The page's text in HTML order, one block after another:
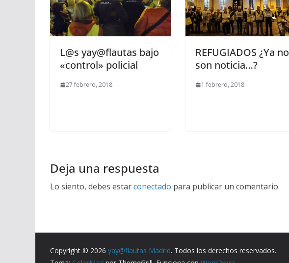
L@s yay@flautas bajo
«control» policial
27 febrero, 2018
REFUGIADOS ¿Ya no
son noticia…?
1 febrero, 2018
Deja una respuesta
Lo siento, debes estarconectado para publicar un comentario.
Copyright © 2026 yay@flautas Madrid. Todos los derechos reservados.